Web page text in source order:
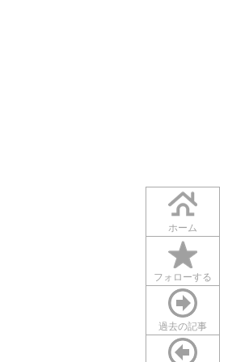
ホーム
フォローする
過去の記事